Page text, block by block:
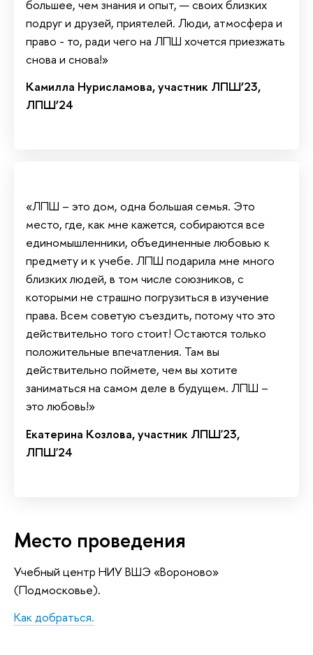
большее, чем знания и опыт, — своих близких
подруг и друзей, приятелей. Люди, атмосфера и
право - то, ради чего на ЛПШ хочется приезжать
снова и снова!»
Камилла Нурисламова, участник ЛПШ’23,
ЛПШ’24
«ЛПШ – это дом, одна большая семья. Это
место, где, как мне кажется, собираются все
единомышленники, объединенные любовью к
предмету и к учебе. ЛПШ подарила мне много
близких людей, в том числе союзников, с
которыми не страшно погрузиться в изучение
права. Всем советую съездить, потому что это
действительно того стоит! Остаются только
положительные впечатления. Там вы
действительно поймете, чем вы хотите
заниматься на самом деле в будущем. ЛПШ –
это любовь!»
Екатерина Козлова, участник ЛПШ'23,
ЛПШ'24
Место проведения
Учебный центр НИУ ВШЭ «Вороново»
(Подмосковье).
Как добраться.